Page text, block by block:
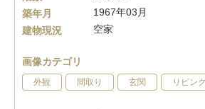
築年月
1967年03月
建物現況
空家
画像カテゴリ
外観 間取り 玄関 リビン